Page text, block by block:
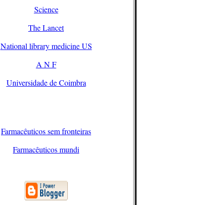
Science
The Lancet
National library medicine US
A N F
Universidade de Coimbra
Farmacêuticos sem fronteiras
Farmacêuticos mundi